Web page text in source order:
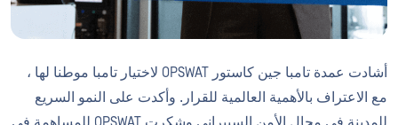
أشادت عمدة تامبا جين كاستور OPSWAT لاختيار تامبا موطنا لها ،
مع الاعتراف بالأهمية العالمية للقرار. وأكدت على النمو السريع